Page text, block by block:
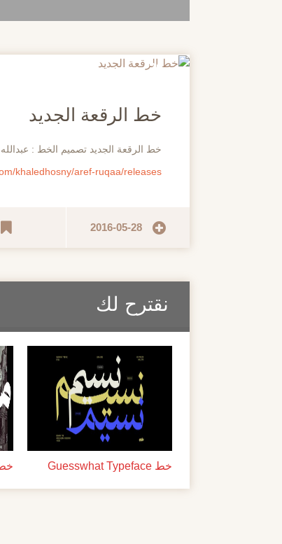
20
خط الرقعة الجديد
خط الرقعة الجديد تصميم الخط :
khaledhosny/aref-ruqaa/releases
2016-05-28
نقترح لك
خط Guesswhat Typeface خط